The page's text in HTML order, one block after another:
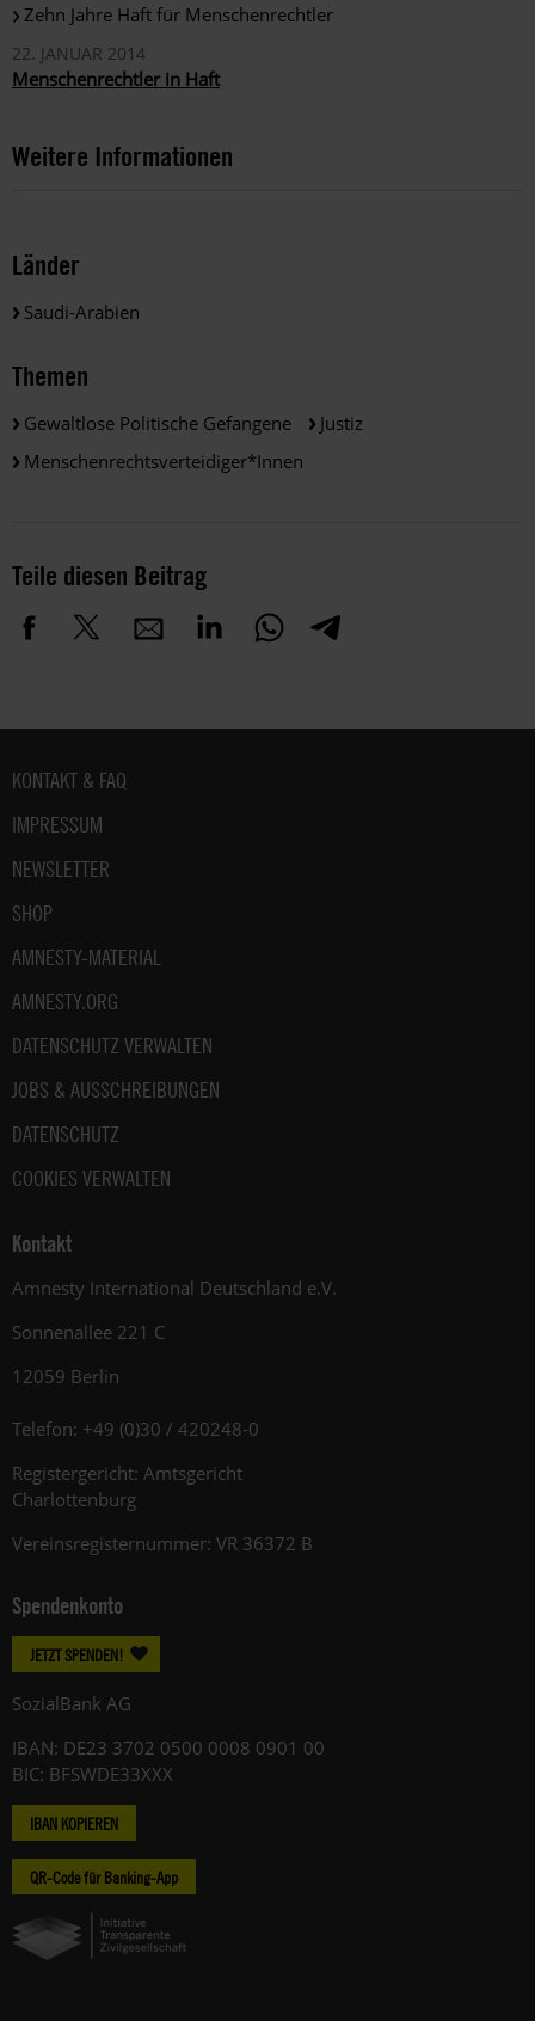
Zehn Jahre Haft für Menschenrechtler
22. JANUAR 2014
Menschenrechtler in Haft
Weitere Informationen
Länder
Saudi-Arabien
Themen
Gewaltlose Politische Gefangene
Justiz
Menschenrechtsverteidiger*innen
Teile diesen Beitrag
Fußbereich
KONTAKT & FAQ
IMPRESSUM
NEWSLETTER
SHOP
AMNESTY-MATERIAL
AMNESTY.ORG
DATENSCHUTZ VERWALTEN
JOBS & AUSSCHREIBUNGEN
DATENSCHUTZ
COOKIES VERWALTEN
Kontakt
Amnesty International Deutschland e.V.
Sonnenallee 221 C
12059 Berlin
Telefon: +49 (0)30 / 420248-0
Registergericht: Amtsgericht
Charlottenburg
Vereinsregisternummer: VR 36372 B
Spendenkonto
JETZT SPENDEN!
SozialBank AG
IBAN: DE23 3702 0500 0008 0901 00
BIC: BFSWDE33XXX
IBAN KOPIEREN
QR-Code für Banking-App